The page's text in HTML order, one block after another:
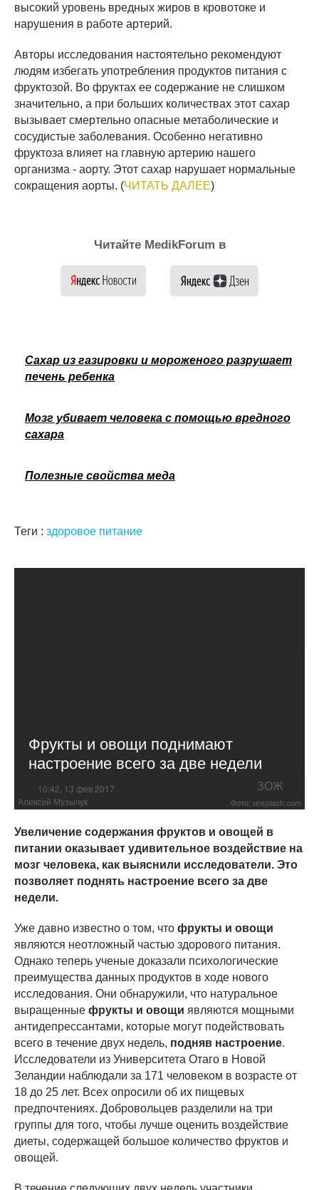
высокий уровень вредных жиров в кровотоке и
нарушения в работе артерий.
Авторы исследования настоятельно рекомендуют
людям избегать употребления продуктов питания с
фруктозой. Во фруктах ее содержание не слишком
значительно, а при больших количествах этот сахар
вызывает смертельно опасные метаболические и
сосудистые заболевания. Особенно негативно
фруктоза влияет на главную артерию нашего
организма - аорту. Этот сахар нарушает нормальные
сокращения аорты. (ЧИТАТЬ ДАЛЕЕ)
Читайте MedikForum в
Сахар из газировки и мороженого разрушает
печень ребенка
Мозг убивает человека с помощью вредного
сахара
Полезные свойства меда
Теги : здоровое питание
Фрукты и овощи поднимают
настроение всего за две недели
10:42, 13 фев 2017 ЗОЖ
Алексей Музычук Фото: unsplash.com
Увеличение содержания фруктов и овощей в
питании оказывает удивительное воздействие на
мозг человека, как выяснили исследователи. Это
позволяет поднять настроение всего за две
недели.
Уже давно известно о том, что фрукты и овощи
являются неотложный частью здорового питания.
Однако теперь ученые доказали психологические
преимущества данных продуктов в ходе нового
исследования. Они обнаружили, что натуральное
выращенные фрукты и овощи являются мощными
антидепрессантами, которые могут подействовать
всего в течение двух недель, подняв настроение.
Исследователи из Университета Отаго в Новой
Зеландии наблюдали за 171 человеком в возрасте от
18 до 25 лет. Всех опросили об их пищевых
предпочтениях. Добровольцев разделили на три
группы для того, чтобы лучше оценить воздействие
диеты, содержащей большое количество фруктов и
овощей.